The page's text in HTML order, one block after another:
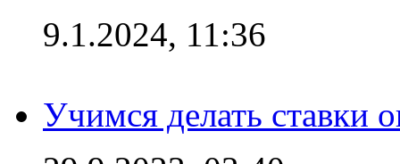
9.1.2024, 11:36
Учимся делать ставки